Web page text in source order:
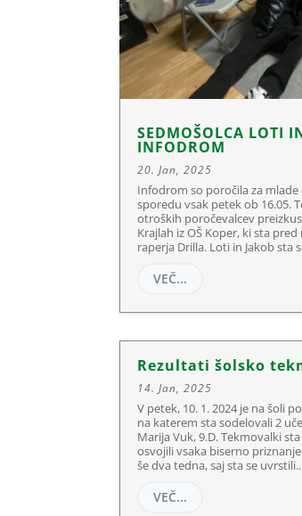
SEDMOŠOLCA LOTI
INFODROM
20. Jan, 2025
Infodrom so poročila za mlade
sporedu vsak petek ob 16.05.
otroških poročevalcev
Krajlah iz OŠ Koper, ki sta
raperja Drilla. Loti in Jakob sta
VEČ...
Rezultati šolsko
14. Jan, 2025
V petek, 10. 1. 2024 je na šoli
na katerem sta sodelovali 2
Marija Vuk, 9.D. Tekmovalki
osvojili vsaka biserno
še dva tedna, saj sta se
VEČ...